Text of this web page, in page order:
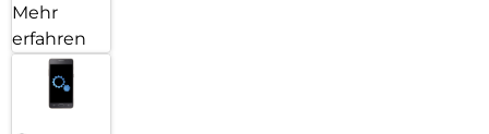
Mehr
erfahren